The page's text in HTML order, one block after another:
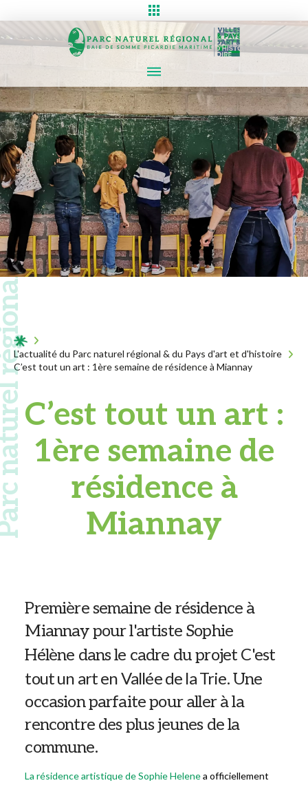
régional
Acceuil
L'actualité du Parc naturel régional & du Pays d'art et d'histoire
C’est tout un art : 1ère semaine de résidence à Miannay
C’est tout un art :
1ère semaine de
résidence à
Miannay
Première semaine de résidence à
Miannay pour l'artiste Sophie
Hélène dans le cadre du projet C'est
tout un art en Vallée de la Trie.Une
occasion parfaite pour aller à la
rencontre des plus jeunes de la
commune.
La résidence artistique de Sophie Helenea officiellement